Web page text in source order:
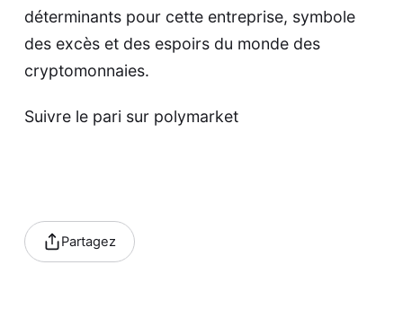
déterminants pour cette entreprise, symbole
des excès et des espoirs du monde des
cryptomonnaies.
Suivre le pari sur polymarket
Partagez